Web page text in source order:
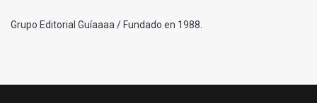
Grupo Editorial Guíaaaa / Fundado en 1988.